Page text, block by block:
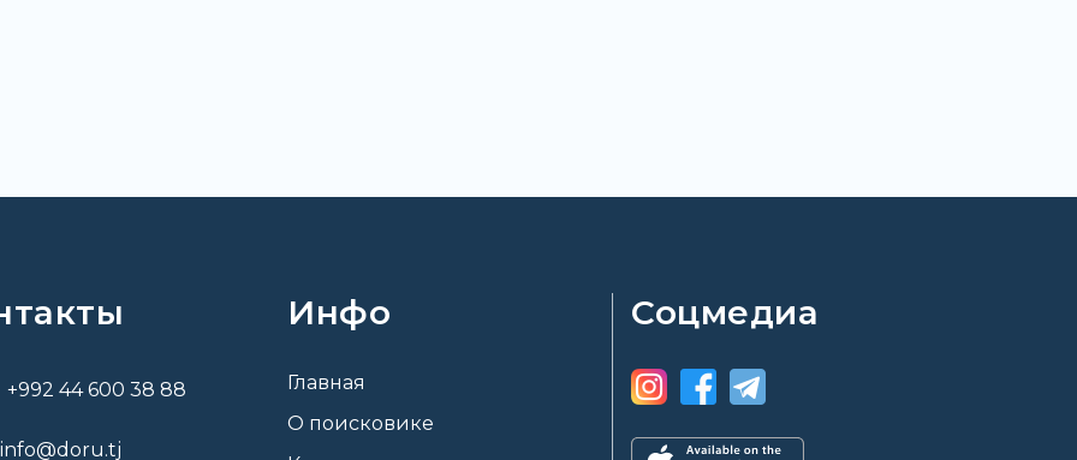
+992 44 600 38 88
info@doru.tj
Инфо
Главная
О поисковике
Соцмедиа